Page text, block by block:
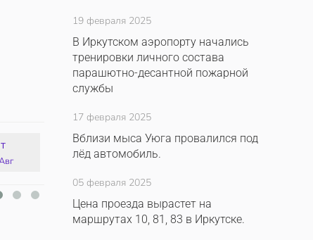
Пт
14 Авг
Сб
19 февраля 2025
В Иркутском аэропорту начались
тренировки личного состава
парашютно-десантной пожарной
службы
17 февраля 2025
Вблизи мыса Уюга провалился под
лёд автомобиль.
05 февраля 2025
Цена проезда вырастет на
маршрутах 10, 81, 83 в Иркутске.